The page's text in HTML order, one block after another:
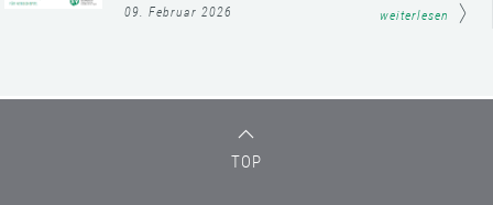
09. Februar 2026 weiterlesen
TOP